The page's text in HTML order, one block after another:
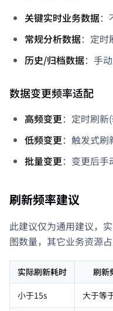
关键实时业务数据：
常规分析数据：定
历史/归档数据：手
数据变更频率适配
高频变更：定时刷
低频变更：触发式
批量变更：变更后手
刷新频率建议
此建议仅为通用建议，
图数量，其它业务资源
实际刷新耗时
刷新
小于15s
大于等